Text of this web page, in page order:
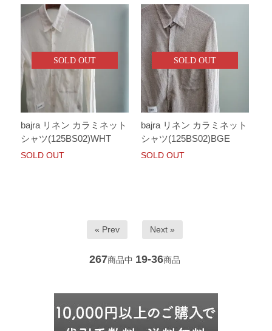
SOLD OUT
bajra リネン カラミネット
シャツ(125BS02)WHT
SOLD OUT
SOLD OUT
bajra リネン カラミネット
シャツ(125BS02)BGE
SOLD OUT
« Prev Next »
267商品中 19-36商品